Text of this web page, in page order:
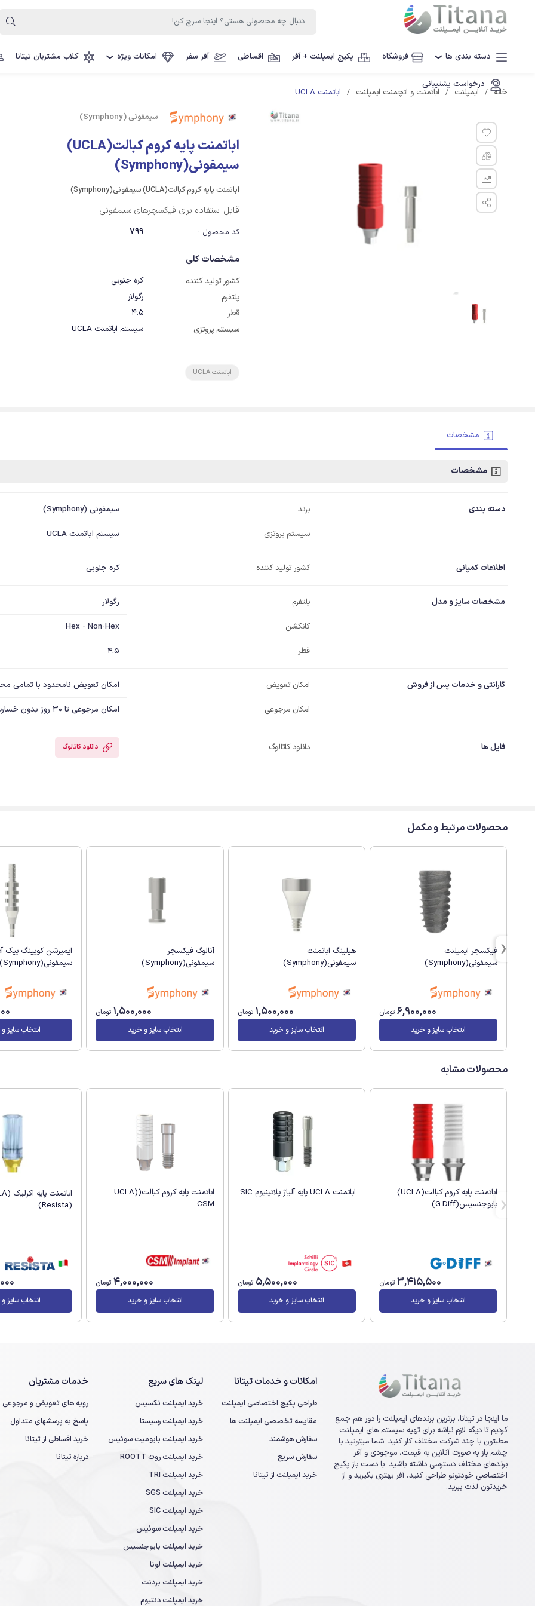
دسته بندی ها ❯ فروشگاه پکیج ایمپلنت + آفر اقساطی آفر سفر امکانات ویژه ❯ کلاب مشتریان تیتانا
درخواست پشتیبانی
خانه ایمپلنت اباتمنت و اتچمنت ایمپلنت اباتمنت UCLA
سیمفونی (Symphony)
اباتمنت پایه کروم کبالت(UCLA)
سیمفونی(Symphony)
اباتمنت پایه کروم کبالت(UCLA) سیمفونی(Symphony)
قابل استفاده برای فیکسچرهای سیمفونی
کد محصول : 799
مشخصات کلی
کشور تولید کننده
کره جنوبی
پلتفرم
رگولار
قطر
4.5
سیستم پروتزی
سیستم اباتمنت UCLA
اباتمنت UCLA
مشخصات
مشخصات
دسته بندی برند سیمفونی (Symphony)
سیستم پروتزی سیستم اباتمنت UCLA
اطلاعات کمپانی کشور تولید کننده کره جنوبی
مشخصات سایز و مدل پلتفرم رگولار
کانکشن Hex - Non-Hex
قطر 4.5
گارانتی و خدمات پس از فروش امکان تعویض امکان تعویض نامحدود با تمامی
امکان مرجوعی امکان مرجوعی تا 30 روز بدون خسارت
فایل ها دانلود کاتالوگ دانلود کاتالوگ
محصولات مرتبط و مکمل
فیکسچر ایمپلنت
سیمفونی(Symphony)
6,900,000 تومان
انتخاب سایز و خرید
هیلینگ اباتمنت
سیمفونی(Symphony)
1,500,000 تومان
انتخاب سایز و خرید
آنالوگ فیکسچر
سیمفونی(Symphony)
1,500,000 تومان
انتخاب سایز و خرید
ایمپرشن کوپینگ پیک
سیمفونی(Symphony)
انتخاب سایز
محصولات مشابه
اباتمنت پایه کروم کبالت(UCLA)
بایوجنسیس(G.Diff)
3,415,500 تومان
انتخاب سایز و خرید
اباتمنت UCLA پایه آلیاژ پلاتینیوم SIC
5,500,000 تومان
انتخاب سایز و خرید
اباتمنت پایه کروم کبالت(UCLA)
CSM
4,000,000 تومان
انتخاب سایز و خرید
(Resista)
انتخاب سایز
ما اینجا در تیتانا، برترین برندهای ایمپلنت را دور هم جمع
کردیم تا دیگه لازم نباشه برای تهیه سیستم های ایمپلنت
مطبتون با چند شرکت مختلف کار کنید. شما میتونید با
چشم باز به صورت آنلاین به قیمت، موجودی و آفر
برندهای مختلف دسترسی داشته باشید. با دست باز پکیج
اختصاصی خودتونو طراحی کنید، آفر بهتری بگیرید و از
خریدتون لذت ببرید.
امکانات و خدمات تیتانا
طراحی پکیج اختصاصی ایمپلنت
مقایسه تخصصی ایمپلنت ها
سفارش هوشمند
سفارش سریع
خرید ایمپلنت از تیتانا
لینک های سریع
خرید ایمپلنت نکسیس
خرید ایمپلنت رسیستا
خرید ایمپلنت بایومیت سوئیس
خرید ایمپلنت روت ROOTT
خرید ایمپلنت TRI
خرید ایمپلنت SGS
خرید ایمپلنت SIC
خرید ایمپلنت سوئیس
خرید ایمپلنت بایوجنسیس
خرید ایمپلنت لونا
خرید ایمپلنت بردنت
خرید ایمپلنت دنتیوم
خدمات مشتریان
رویه های تعویض و مرجوعی
پاسخ به پرسشهای متداول
خرید اقساطی از تیتانا
درباره تیتانا